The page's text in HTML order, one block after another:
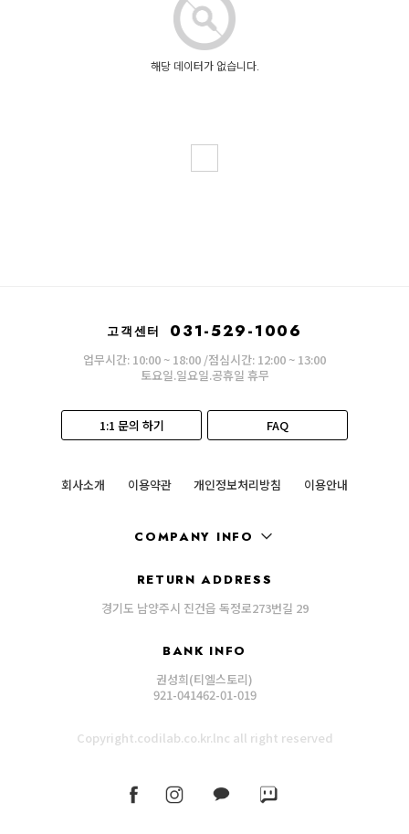
해당 데이터가 없습니다.
고객센터 031-529-1006
업무시간: 10:00 ~ 18:00 /점심시간: 12:00 ~ 13:00
토요일.일요일.공휴일 휴무
1:1 문의 하기 FAQ
회사소개 이용약관 개인정보처리방침 이용안내
COMPANY INFO
RETURN ADDRESS
경기도 남양주시 진건읍 독정로273번길 29
BANK INFO
권성희(티엘스토리)
921-041462-01-019
Copyright.codilab.co.kr.lnc all right reserved